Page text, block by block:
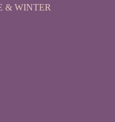
& WINTER